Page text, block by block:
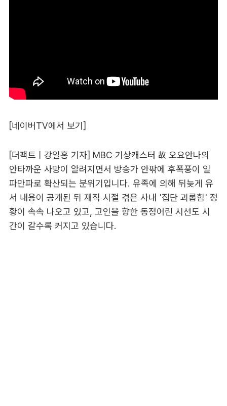
[네이버TV에서 보기]
[더팩트ㅣ강일홍 기자] MBC 기상캐스터 故 오요안나의
안타까운 사망이 알려지면서 방송가 안팎에 후폭풍이 일
파만파로 확산되는 분위기입니다. 유족에 의해 뒤늦게 유
서 내용이 공개된 뒤 재직 시절 겪은 사내 '집단 괴롭힘' 정
황이 속속 나오고 있고, 고인을 향한 동정어린 시선도 시
간이 갈수록 커지고 있습니다.